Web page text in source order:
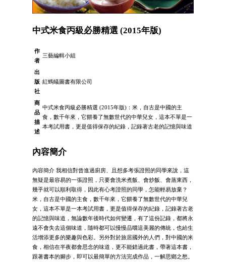
中式米食丙級必勝精選 (2015年版)
作
者
三藝編輯小組
出
版
社
紅螞蟻圖書有限公司
商
品
描
述
中式米食丙級必勝精選 (2015年版)：米，自古是中國的主
食，數千年來，它餵養了無數世代的中華兒女，這本不單是一
本考試用書，更是值得保存的紀錄，記錄著古老的記憶與味道
內容簡介
內容簡介 我相信對曾進過廚房、且想多考張證照的同學來說，這
無疑是最容易的一張證照，只要會洗米煮飯、會炒飯、會蒸東西，
幾乎就可以順利取得，因此有心考證照的同學，怎能輕易放棄？
米，自古是中國的主食，數千年來，它餵養了無數世代的中華兒
女，這本不單是一本考試用書，更是值得保存的紀錄，記錄著古老
的記憶與味道，無論數年後時代如何變遷，有了這份記錄，都將永
遠不會失去這個味道，隨時都可以慢慢品嚐這美麗的傳統，也給生
活增添更多的樂趣與色彩。另外對於旅居國外的人們，對中國的米
食，相信在半夜都會思念的味道，更不能錯過此書，帶著這本書，
跟著書本的腳步，即可以最簡單的方法完成作品，一解思鄉之愁。